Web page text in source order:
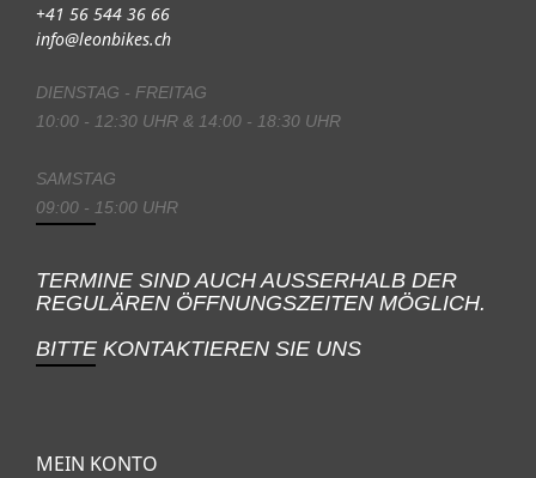
+41 56 544 36 66
info@leonbikes.ch
DIENSTAG - FREITAG
10:00 - 12:30 UHR & 14:00 - 18:30 UHR
SAMSTAG
09:00 - 15:00 UHR
TERMINE SIND AUCH AUSSERHALB DER
REGULÄREN ÖFFNUNGSZEITEN MÖGLICH.
BITTE KONTAKTIEREN SIE UNS
MEIN KONTO